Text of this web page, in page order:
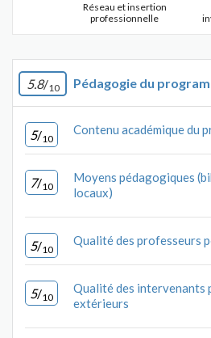
Réseau et insertion
professionnelle
5.8/10 Pédagogie du
5/10
Contenu académique du
7/10
Moyens pédagogiques
locaux)
5/10
Qualité des professeurs
5/10
Qualité des intervenants
extérieurs